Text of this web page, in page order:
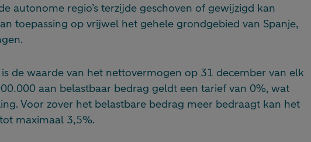
autonome regio’s terzijde geschoven of gewijzigd kan
toepassing op vrijwel het gehele grondgebied van Spanje,
de waarde van het nettovermogen op 31 december van elk
aan belastbaar bedrag geldt een tarief van 0%, wat
Voor zover het belastbare bedrag meer bedraagt kan het
maximaal 3,5%.